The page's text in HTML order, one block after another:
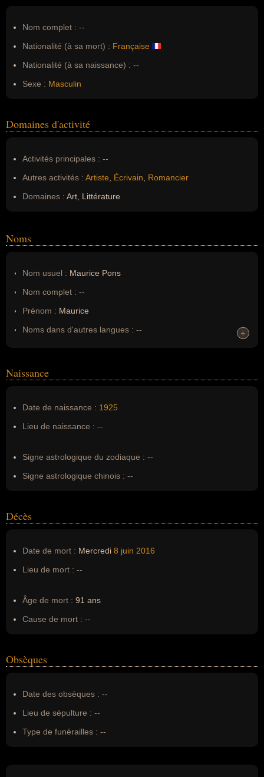
Nom complet : --
Nationalité (à sa mort) : Française
Nationalité (à sa naissance) : --
Sexe : Masculin
Domaines d'activité
Activités principales : --
Autres activités : Artiste Écrivain
Romancier
Domaines : Art, Littérature
Noms
Nom usuel : Maurice Pons
Nom complet : --
Prénom : Maurice
Noms dans d'autres langues : --
Nom de famille :Pons
+
+
Naissance
Date de naissance : 1925
Lieu de naissance : --
Signe astrologique du zodiaque : --
Signe astrologique chinois : --
Décès
Date de mort : Mercredi 8 juin 2016
Lieu de mort : --
Âge de mort : 91 ans
Cause de mort : --
Obsèques
Date des obsèques : --
Lieu de sépulture : --
Type de funérailles : --